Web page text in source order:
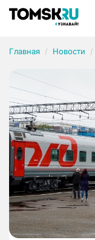
Главная Новости